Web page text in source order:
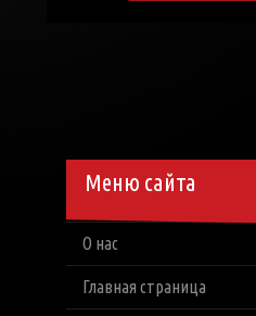
Меню сайта
О нас
Главная страница